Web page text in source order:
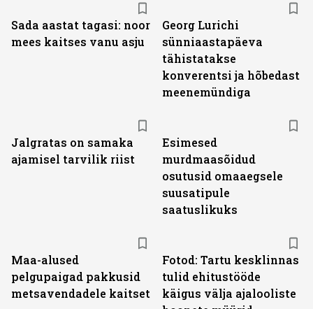
Sada aastat tagasi: noor
mees kaitses vanu asju
Georg Lurichi
sünniaastapäeva
tähistatakse
konverentsi ja hõbedast
meenemündiga
Jalgratas on samaka
ajamisel tarvilik riist
Esimesed
murdmaasõidud
osutusid omaaegsele
suusatipule
saatuslikuks
Maa-alused
pelgupaigad pakkusid
metsavendadele kaitset
Fotod: Tartu kesklinnas
tulid ehitustööde
käigus välja ajalooliste